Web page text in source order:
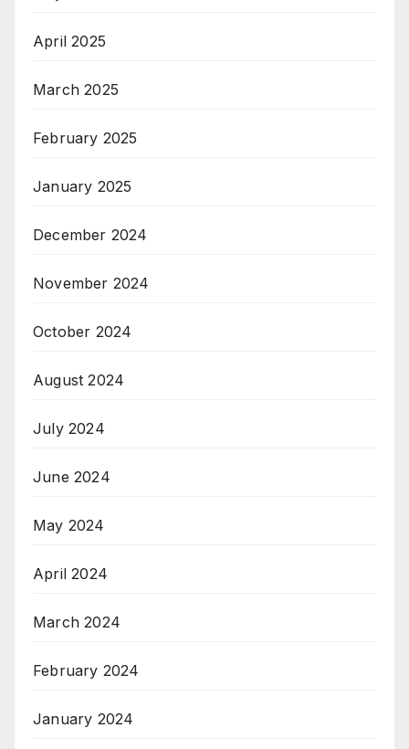
April 2025
March 2025
February 2025
January 2025
December 2024
November 2024
October 2024
August 2024
July 2024
June 2024
May 2024
April 2024
March 2024
February 2024
January 2024